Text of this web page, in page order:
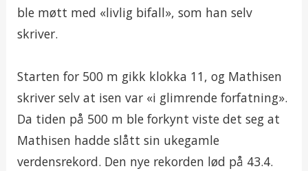
ble møtt med «livlig bifall», som han selv
skriver.
Starten for 500 m gikk klokka 11, og Mathisen
skriver selv at isen var «i glimrende forfatning».
Da tiden på 500 m ble forkynt viste det seg at
Mathisen hadde slått sin ukegamle
verdensrekord. Den nye rekorden lød på 43.4.